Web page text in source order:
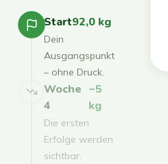
Start92,0 kg
Dein
Ausgangspunkt
– ohne Druck.
Woche
4
−5
kg
Die ersten
Erfolge werden
sichtbar.